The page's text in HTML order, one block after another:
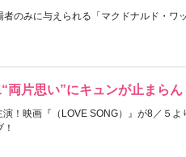
のみに与えられる「マクドナルド・ワ
両片思い”にキュンが止まらん
！映画『（LOVE SONG）』が8／５よ